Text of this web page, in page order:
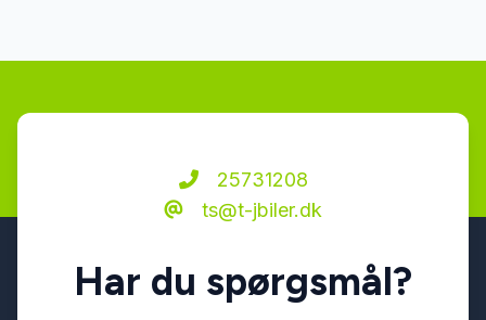
læderindtræk
læderrat
25731208
ts@t-jbiler.dk
Har du spørgsmål?